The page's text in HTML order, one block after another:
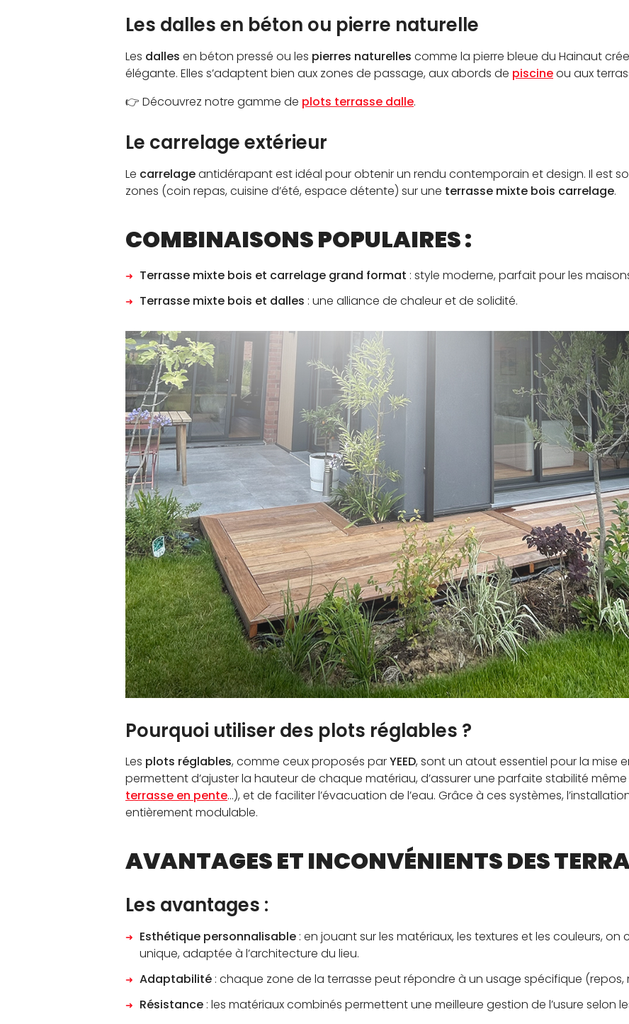
Les dalles en béton ou pierre naturelle
Les dalles en béton pressé ou les pierres naturelles comme la pierre bleue du Hainaut
élégante. Elles s’adaptent bien aux zones de passage, aux abords de piscineou aux
👉 Découvrez notre gamme de plots terrasse dalle.
Le carrelage extérieur
Le carrelageantidérapant est idéal pour obtenir un rendu contemporain et design. Il est
zones (coin repas, cuisine d’été, espace détente) sur une terrasse mixte bois carrelage.
COMBINAISONS POPULAIRES :
Terrasse mixte bois et carrelage grand format : style moderne, parfait pour les
Terrasse mixte bois et dalles : une alliance de chaleur et de solidité.
Pourquoi utiliser des plots réglables ?
Les plots réglables, comme ceux proposés parYEED, sont un atout essentiel pour la mise
permettent d’ajuster la hauteur de chaque matériau, d’assurer une parfaite stabilité même
terrasse en pente…), et de faciliter l’évacuation de l’eau. Grâce à ces systèmes,
entièrement modulable.
AVANTAGES ET INCONVÉNIENTS DES
Les avantages :
Esthétique personnalisable : en jouant sur les matériaux, les textures et les couleurs, on
unique, adaptée à l’architecture du lieu.
Adaptabilité : chaque zone de la terrasse peut répondre à un usage spécifique (repos,
Résistance : les matériaux combinés permettent une meilleure gestion de l’usure selon